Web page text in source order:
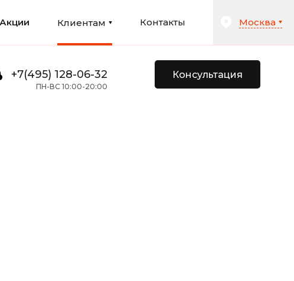
Акции Клиентам Контакты Москва
+7(495) 128-06-32
ПН-ВС 10:00-20:00
Консультация